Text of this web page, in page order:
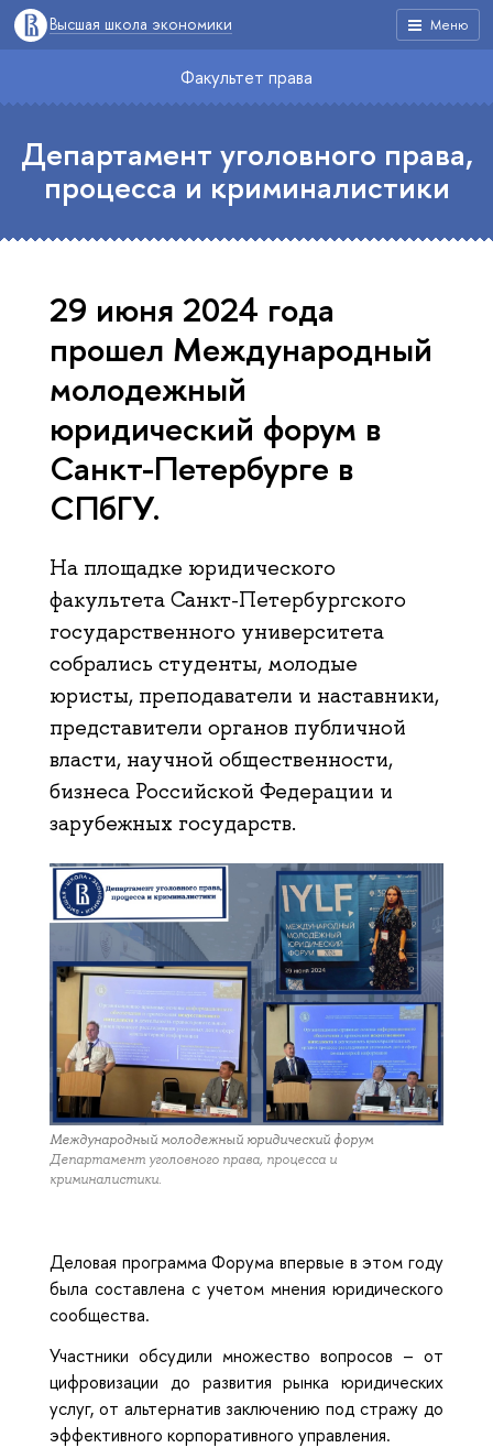
Меню
Высшая школа экономики
Факультет права
Департамент уголовного права,
процесса и криминалистики
29 июня 2024 года
прошел Международный
молодежный
юридический форум в
Санкт-Петербурге в
СПбГУ.
На площадке юридического
факультета Санкт-Петербургского
государственного университета
собрались студенты, молодые
юристы, преподаватели и наставники,
представители органов публичной
власти, научной общественности,
бизнеса Российской Федерации и
зарубежных государств.
Международный молодежный юридический форум
Департамент уголовного права, процесса и
криминалистики.
Деловая программа Форума впервые в этом году
была составлена с учетом мнения юридического
сообщества.
Участники обсудили множество вопросов – от
цифровизации до развития рынка юридических
услуг, от альтернатив заключению под стражу до
эффективного корпоративного управления.